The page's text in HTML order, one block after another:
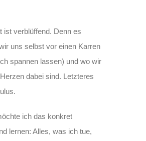
ist verblüffend. Denn es
uns selbst vor einen Karren
spannen lassen) und wo wir
dabei sind. Letzteres
ich das konkret
lernen: Alles, was ich tue,